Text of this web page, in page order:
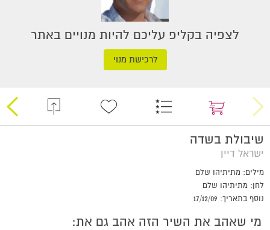
לצפיה בקליפ עליכם להיות מנויים באתר
לרכישת מנוי
שיבולת בשדה
ישראל דיין
מילים: מתיתיהו שלם
לחן: מתיתיהו שלם
נוסף בתאריך: 17/12/09
מי שאהב את השיר הזה אהב גם את: